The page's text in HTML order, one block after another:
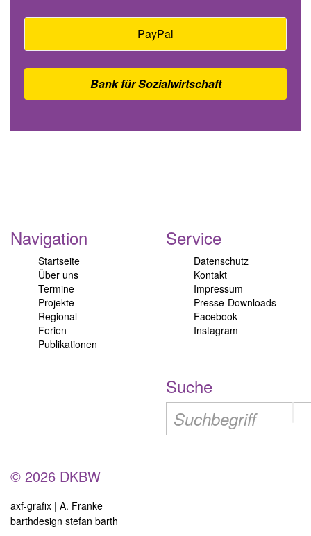
PayPal
Bank für Sozialwirtschaft
Navigation
Startseite
Über uns
Termine
Projekte
Regional
Ferien
Publikationen
Service
Datenschutz
Kontakt
Impressum
Presse-Downloads
Facebook
Instagram
Suche
© 2026 DKBW
axf-grafix | A. Franke
barthdesign stefan barth